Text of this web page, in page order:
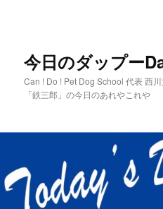
今日のダップー
Can ! Do ! Pet Dog School 代表 西
「鉄三郎」の今日のあれやこれや